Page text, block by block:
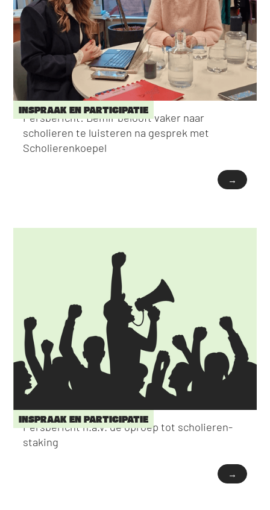
INSPRAAK EN PARTICIPATIE
Persbericht: Demir belooft vaker naar
scholieren te luisteren na gesprek met
Scholierenkoepel
→
INSPRAAK EN PARTICIPATIE
Persbericht n.a.v. de oproep tot scholieren-
staking
→